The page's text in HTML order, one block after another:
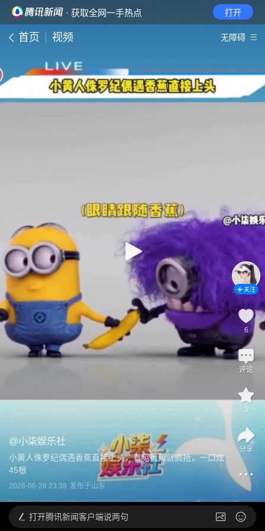
· 获取全网一手热点 打开
首页 视频 无障碍
@小柒娱乐社
小黄人侏罗纪偶遇香蕉直接上头，看见香蕉就疯抢，一口炫
45根
2026-06-28 23:38 发布于山东
关注
6
评论
3
分享
打开腾讯新闻客户端说两句